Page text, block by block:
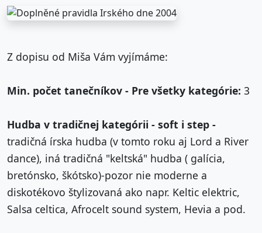
Z dopisu od Miša Vám vyjímáme:
Min. počet tanečníkov - Pre všetky kategórie: 3
Hudba v tradičnej kategórii - soft i step -
tradičná írska hudba (v tomto roku aj Lord a River
dance), iná tradičná "keltská" hudba ( galícia,
bretónsko, škótsko)-pozor nie moderne a
diskotékovo štylizovaná ako napr. Keltic elektric,
Salsa celtica, Afrocelt sound system, Hevia a pod.